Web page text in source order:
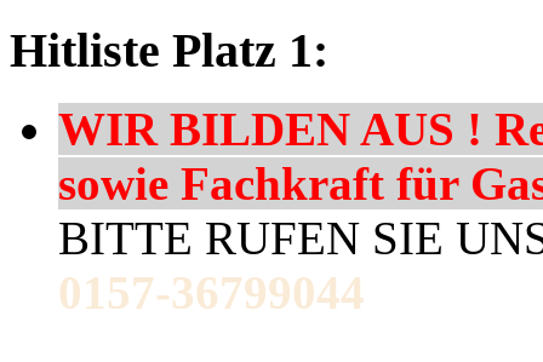
Hitliste Platz 1:
WIR BILDEN AUS !
sowie Fachkraft für
BITTE RUFEN SIE
0157-36799044